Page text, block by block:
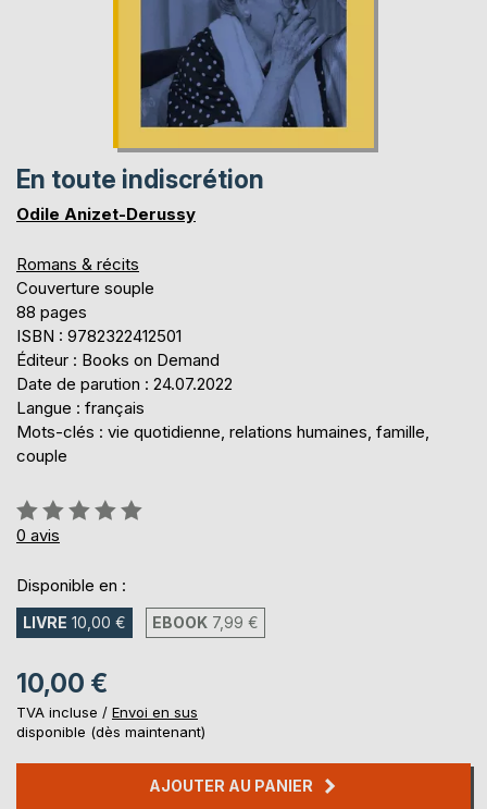
En toute indiscrétion
Odile Anizet-Derussy
Romans & récits
Couverture souple
88 pages
ISBN : 9782322412501
Éditeur : Books on Demand
Date de parution : 24.07.2022
Langue : français
Mots-clés : vie quotidienne, relations humaines, famille,
couple
Évaluation:
0%
0 avis
Disponible en :
LIVRE 10,00 € EBOOK 7,99 €
10,00 €
TVA incluse / Envoi en sus
disponible (dès maintenant)
AJOUTER AU PANIER